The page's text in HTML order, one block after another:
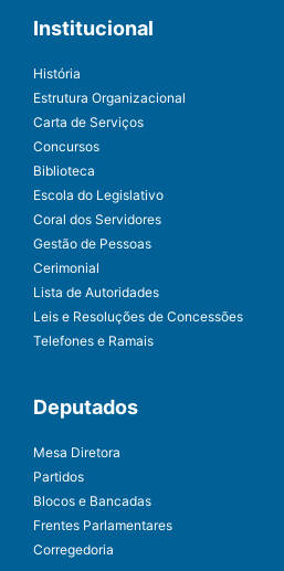
Institucional
História
Estrutura Organizacional
Carta de Serviços
Concursos
Biblioteca
Escola do Legislativo
Coral dos Servidores
Gestão de Pessoas
Cerimonial
Lista de Autoridades
Leis e Resoluções de Concessões
Telefones e Ramais
Deputados
Mesa Diretora
Partidos
Blocos e Bancadas
Frentes Parlamentares
Corregedoria